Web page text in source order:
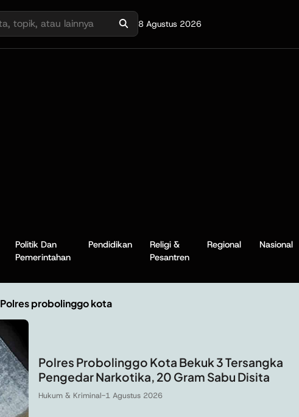
8 Agustus 2026
Politik Dan
Pemerintahan
Pendidikan
Religi &
Pesantren
Regional Nasional
Polres probolinggo kota
Polres Probolinggo Kota Bekuk 3 Tersangka
Pengedar Narkotika, 20 Gram Sabu Disita
Hukum & Kriminal-1 Agustus 2026